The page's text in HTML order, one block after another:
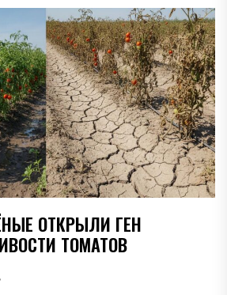
ОТКРЫЛИ ГЕН
ТОМАТОВ